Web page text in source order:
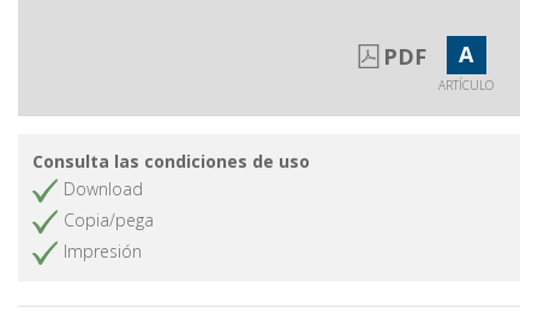
PDF A
ARTÍCULO
Consulta las condiciones de uso
Download
Copia/pega
Impresión